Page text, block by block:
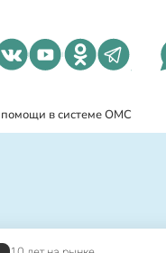
помощи в системе ОМС